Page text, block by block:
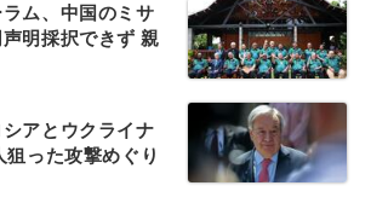
ム、中国のミサ
明採択できず 親
アとウクライナ
った攻撃めぐり